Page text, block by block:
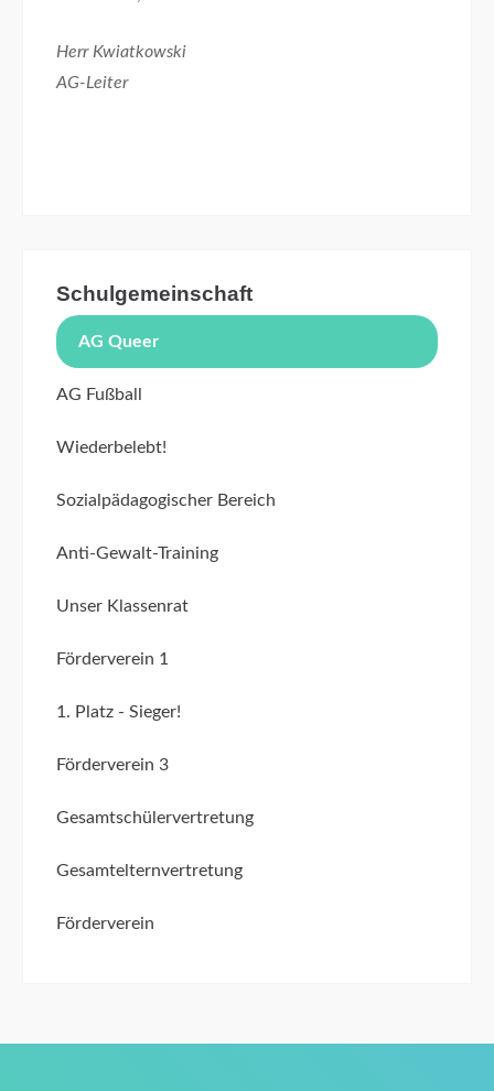
Herr Kwiatkowski
AG-Leiter
Schulgemeinschaft
AG Queer
AG Fußball
Wiederbelebt!
Sozialpädagogischer Bereich
Anti-Gewalt-Training
Unser Klassenrat
Förderverein 1
1. Platz - Sieger!
Förderverein 3
Gesamtschülervertretung
Gesamtelternvertretung
Förderverein